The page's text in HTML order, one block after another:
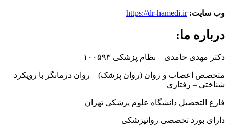
وب سایت: https://dr-hamedi.ir
درباره ما:
دکتر مهدی حامدی – نظام پزشکی ۱۰۰۵۹۳
متخصص اعصاب و روان (روان پزشک) – روان درمانگر با رویکرد
شناختی – رفتاری
فارغ التحصیل دانشگاه علوم پزشکی تهران
دارای بورد تخصصی روانپزشکی